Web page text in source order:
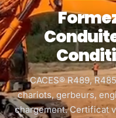
CACES® R489,
chariots, gerbeurs,
chargement. Certificat